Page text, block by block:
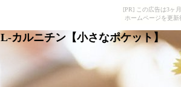
[PR] この広告は3ヶ
ホームページを更
L-カルニチン【小さなポケット】